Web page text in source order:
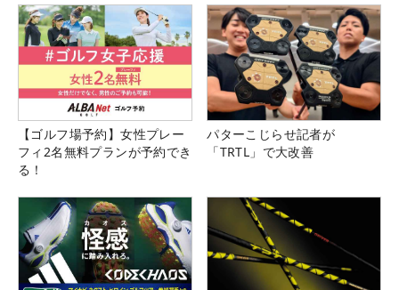
【ゴルフ場予約】女性プレー
フィ2名無料プランが予約でき
る！
パターこじらせ記者が
「TRTL」で大改善